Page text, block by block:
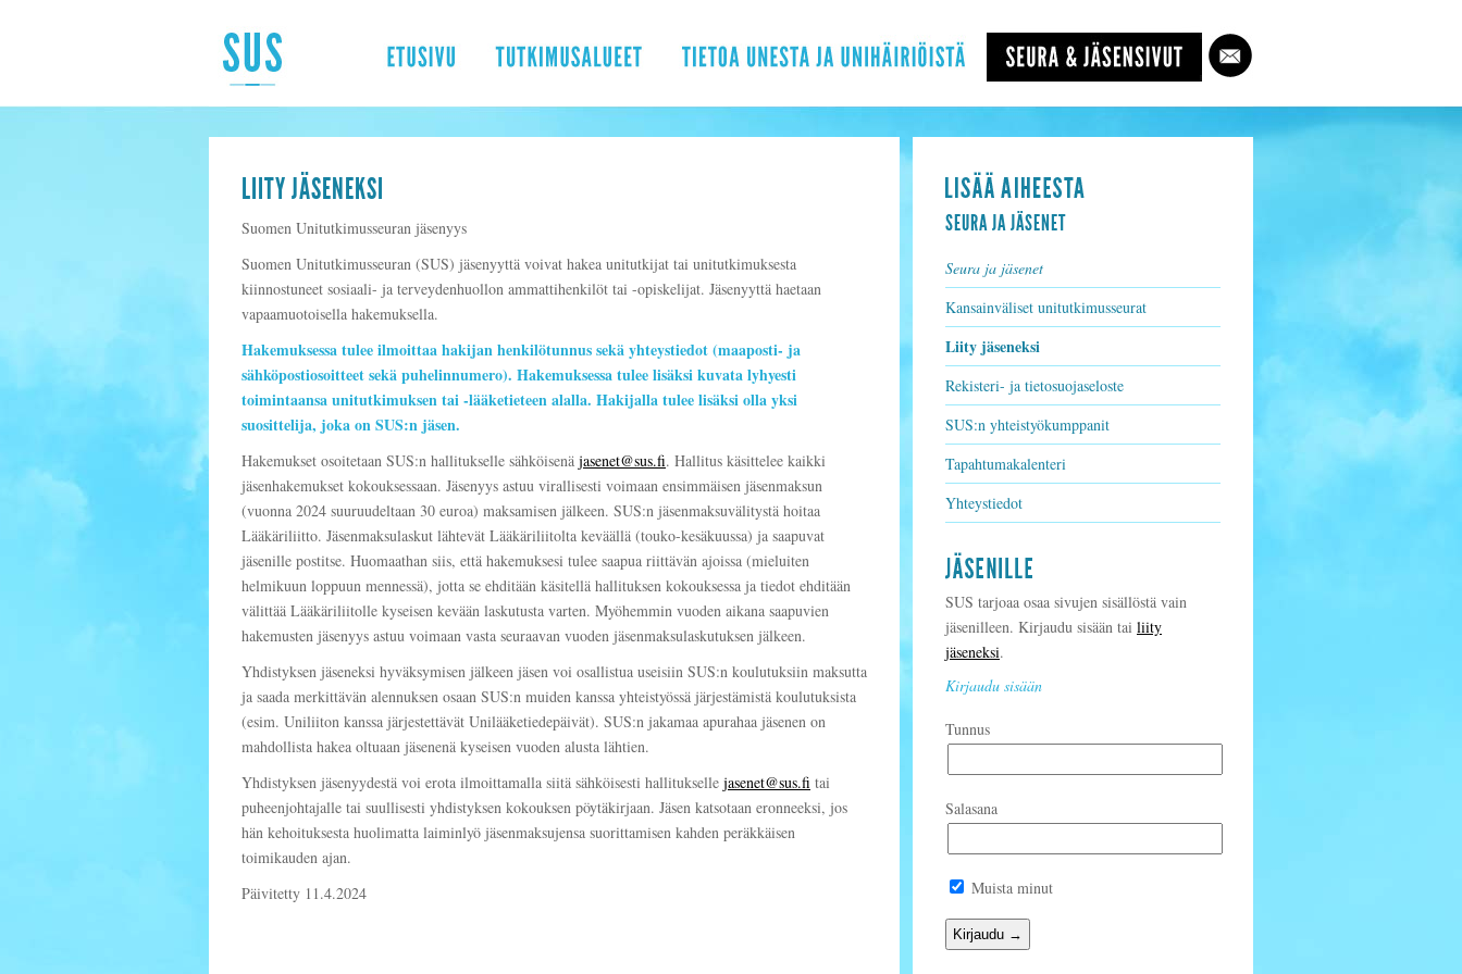
LIITY JÄSENEKSI
Suomen Unitutkimusseuran jäsenyys
Suomen Unitutkimusseuran (SUS) jäsenyyttä voivat hakea unitutkijat tai unitutkimuksesta
kiinnostuneet sosiaali- ja terveydenhuollon ammattihenkilöt tai -opiskelijat. Jäsenyyttä haetaan
vapaamuotoisella hakemuksella.
Hakemuksessa tulee ilmoittaa hakijan henkilötunnus sekä yhteystiedot (maaposti- ja
sähköpostiosoitteet sekä puhelinnumero). Hakemuksessa tulee lisäksi kuvata lyhyesti
toimintaansa unitutkimuksen tai -lääketieteen alalla. Hakijalla tulee lisäksi olla yksi
suosittelija, joka on SUS:n jäsen.
Hakemukset osoitetaan SUS:n hallitukselle sähköisenä jasenet@sus.fi. Hallitus käsittelee kaikki
jäsenhakemukset kokouksessaan. Jäsenyys astuu virallisesti voimaan ensimmäisen jäsenmaksun
(vuonna 2024 suuruudeltaan 30 euroa) maksamisen jälkeen. SUS:n jäsenmaksuvälitystä hoitaa
Lääkäriliitto. Jäsenmaksulaskut lähtevät Lääkäriliitolta keväällä (touko-kesäkuussa) ja saapuvat
jäsenille postitse. Huomaathan siis, että hakemuksesi tulee saapua riittävän ajoissa (mieluiten
helmikuun loppuun mennessä), jotta se ehditään käsitellä hallituksen kokouksessa ja tiedot ehditään
välittää Lääkäriliitolle kyseisen kevään laskutusta varten. Myöhemmin vuoden aikana saapuvien
hakemusten jäsenyys astuu voimaan vasta seuraavan vuoden jäsenmaksulaskutuksen jälkeen.
Yhdistyksen jäseneksi hyväksymisen jälkeen jäsen voi osallistua useisiin SUS:n koulutuksiin maksutta
ja saada merkittävän alennuksen osaan SUS:n muiden kanssa yhteistyössä järjestämistä koulutuksista
(esim. Uniliiton kanssa järjestettävät Unilääketiedepäivät). SUS:n jakamaa apurahaa jäsenen on
mahdollista hakea oltuaan jäsenenä kyseisen vuoden alusta lähtien.
Yhdistyksen jäsenyydestä voi erota ilmoittamalla siitä sähköisesti hallitukselle jasenet@sus.fi tai
puheenjohtajalle tai suullisesti yhdistyksen kokouksen pöytäkirjaan. Jäsen katsotaan eronneeksi, jos
hän kehoituksesta huolimatta laiminlyö jäsenmaksujensa suorittamisen kahden peräkkäisen
toimikauden ajan.
Päivitetty 11.4.2024
SEURA JA JÄSENET
Seura ja jäsenet
Kansainväliset unitutkimusseurat
Liity jäseneksi
Rekisteri- ja tietosuojaseloste
SUS:n yhteistyökumppanit
Tapahtumakalenteri
Yhteystiedot
SUS tarjoaa osaa sivujen sisällöstä vain
jäsenilleen. Kirjaudu sisään tai liity
jäseneksi.
Kirjaudu sisään
Tunnus
Salasana
Muista minut